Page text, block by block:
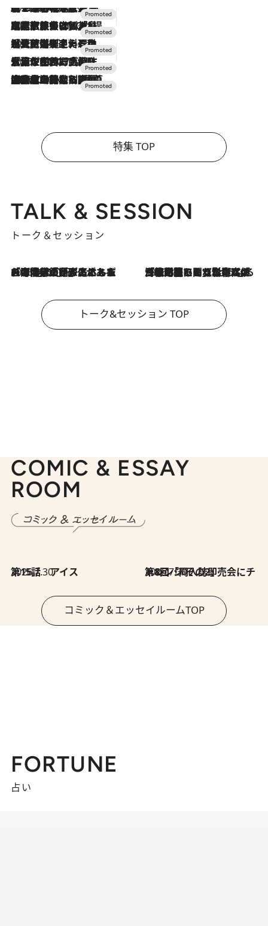
2026.8.7
【トンボの足水浴】ヒノキの香りに包まれて涼感マックス！約13℃の湧水かけ流しを避暑地「星野温泉 トンボの湯」で体験
2026.7.31
【ホテル帰省】という選択肢をOMOが提案。家族とほどよい距離を保つには「昼は実家、夜は気兼ねなくホテルで！」
2026.7.24
【夏限定ディナーコース】旬を迎える稚鮎や花ズッキーニなどをイタリア・トスカーナの郷土料理の手法で満喫！
2026.7.17
「土佐和ハーブかき氷」がOMO7高知に登場！生姜、山椒、大葉など目にも舌にも涼を呼ぶ郷土の味
2026.7.10
NEW OPEN！【界 草津】名湯の地に誕生。趣の異なる2種の温泉と上州ならではの会席・蕎麦割烹など美食を味わう究極の癒やし旅
特集 TOP
TALK & SESSION
トーク＆セッション
2026.8.3
「今後値上げがあるとすれば…」「リスクがあるのは今年の冬」エネルギー専門家が語る、ホルムズ海峡封鎖が家庭にもたらす“ある心配” 2026.8.3
「住宅建てられない…」「サーチャージ料の高値が続いている」ホルムズ海峡封鎖による影響はいつまで続く？《エネルギー専門家に聞く“どうなる日本の暮らし”》
トーク&セッション TOP
COMIC & ESSAY
ROOM
2026.7.30
第15話 アイス 2026.7.30
第8回「同人誌即売会にチャレンジ その2」
コミック＆エッセイルームTOP
FORTUNE
占い